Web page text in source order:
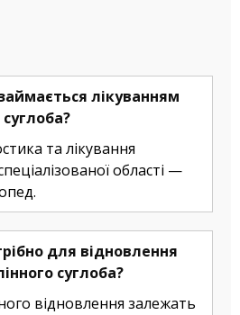
лікуванням
та лікування
області —
для відновлення
суглоба?
відновлення залежать